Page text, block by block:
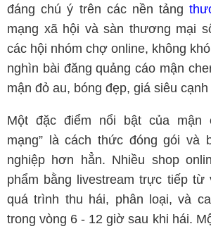
đáng chú ý trên các nền tảng
mạng xã hội và sàn thương mại
các hội nhóm chợ online, không
nghìn bài đăng quảng cáo mận
mận đỏ au, bóng đẹp, giá siêu cạnh
Một đặc điểm nổi bật của mận
mạng” là cách thức đóng gói và
nghiệp hơn hẳn. Nhiều shop
phẩm bằng livestream trực tiếp từ
quá trình thu hái, phân loại, và
trong vòng 6 - 12 giờ sau khi hái.